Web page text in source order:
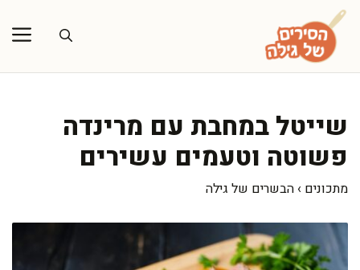
לדלג
לתוכן
שייטל במחבת עם מרינדה
פשוטה וטעמים עשירים
מתכונים › הבשרים של גילה